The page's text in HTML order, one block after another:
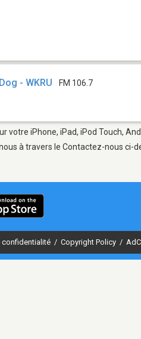
- WKRU FM 106.7
votre iPhone, iPad, iPod Touch,
à travers le Contactez-nous ci-
confidentialité / Copyright Policy /